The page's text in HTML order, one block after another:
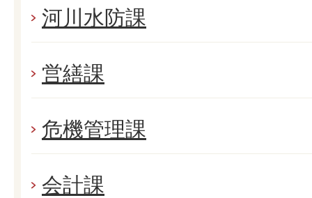
河川水防課
営繕課
危機管理課
会計課